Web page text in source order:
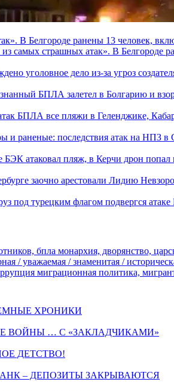
В Белгороде ранены 13 человек,
самых страшных атак». В Белгороде
уголовное дело из-за угроз
БПЛА залетел в Болгарию и
БПЛА все пляжи в Геленджике,
и раненые: последствия атак на НПЗ в
БЭК атаковал пляж, в Керчи дрон
заочно арестовали Лидию
под турецким флагом подвергся
бпла монархия, дворянство,
/ уважаемая / знаменитая /
миграционная политика,
ХРОНИКИ
ВОЙНЫ … С «ЗАКЛАДЧИКАМИ»
ДЕТСТВО!
– ДЕПОЗИТЫ ЗАКРЫВАЮТСЯ